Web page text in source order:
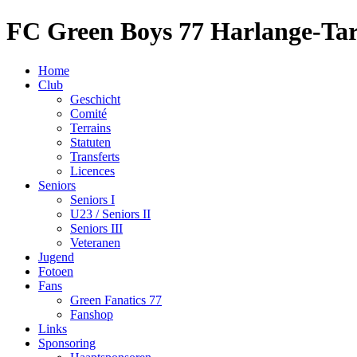
FC Green Boys 77 Harlange-
Home
Club
Geschicht
Comité
Terrains
Statuten
Transferts
Licences
Seniors
Seniors I
U23 / Seniors II
Seniors III
Veteranen
Jugend
Fotoen
Fans
Green Fanatics 77
Fanshop
Links
Sponsoring